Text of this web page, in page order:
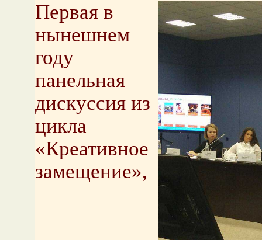
Первая в
нынешнем
году
панельная
дискуссия из
цикла
«Креативное
замещение»,